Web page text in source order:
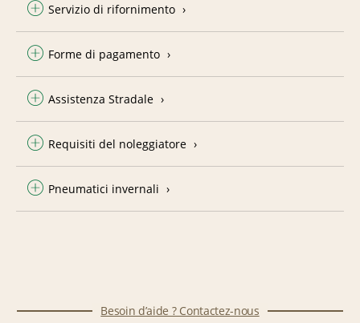
Servizio di rifornimento
Forme di pagamento
Assistenza Stradale
Requisiti del noleggiatore
Pneumatici invernali
Besoin d’aide ? Contactez-nous